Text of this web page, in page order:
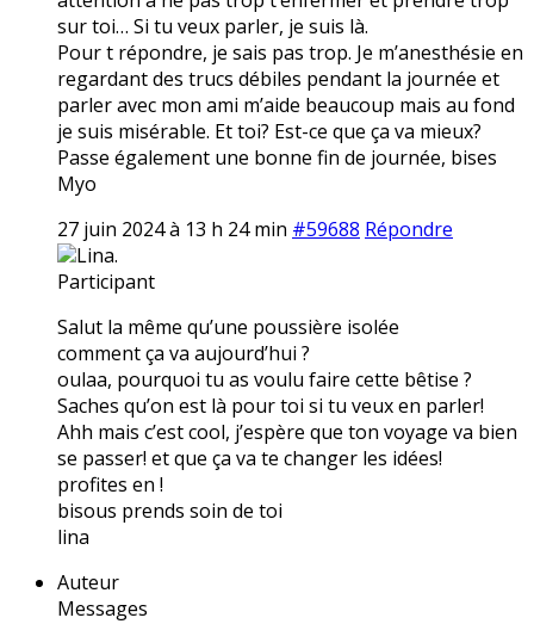
sur toi… Si tu veux parler, je suis là.
Pour t répondre, je sais pas trop. Je m’anesthésie en
regardant des trucs débiles pendant la journée et
parler avec mon ami m’aide beaucoup mais au fond
je suis misérable. Et toi? Est-ce que ça va mieux?
Passe également une bonne fin de journée, bises
Myo
27 juin 2024 à 13 h 24 min #59688 Répondre
Lina.
Participant
Salut la même qu’une poussière isolée
comment ça va aujourd’hui ?
oulaa, pourquoi tu as voulu faire cette bêtise ?
Saches qu’on est là pour toi si tu veux en parler!
Ahh mais c’est cool, j’espère que ton voyage va bien
se passer! et que ça va te changer les idées!
profites en !
bisous prends soin de toi
lina
Auteur
Messages